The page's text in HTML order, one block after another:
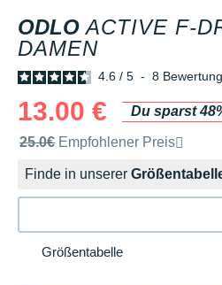
ODLO ACTIVE F-
DAMEN
4.6 / 5 - 8
13.00 €
Du sparst
Unverbindliche Preisempfehlung
25.0€ Empfohlener Preis
Finde in unserer
Größentabelle